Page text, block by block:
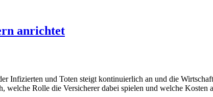
anrichtet
Infizierten und Toten steigt kontinuierlich an und die
welche Rolle die Versicherer dabei spielen und welche Kosten